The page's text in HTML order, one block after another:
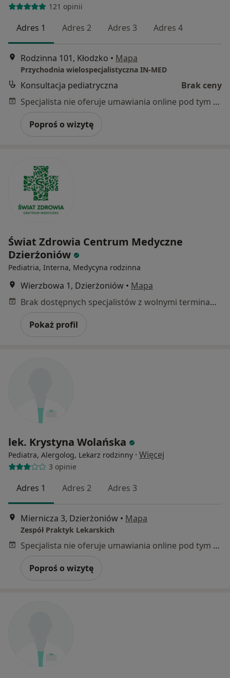
121 opinii
Adres 1 Adres 2 Adres 3 Adres 4
Rodzinna 101, Kłodzko • Mapa
Przychodnia wielospecjalistyczna IN-MED
Konsultacja pediatryczna
Brak ceny
Specjalista nie oferuje umawiania online pod tym adresem.
Poproś o wizytę
Świat Zdrowia Centrum Medyczne
Dzierżoniów
Pediatria, Interna, Medycyna rodzinna
Wierzbowa 1, Dzierżoniów • Mapa
Brak dostępnych specjalistów z wolnymi terminami w tym centrum medycznym.
Pokaż profil
lek. Krystyna Wolańska
Pediatra, Alergolog, Lekarz rodzinny · Więcej
3 opinie
Adres 1 Adres 2 Adres 3
Miernicza 3, Dzierżoniów • Mapa
Zespół Praktyk Lekarskich
Specjalista nie oferuje umawiania online pod tym adresem.
Poproś o wizytę